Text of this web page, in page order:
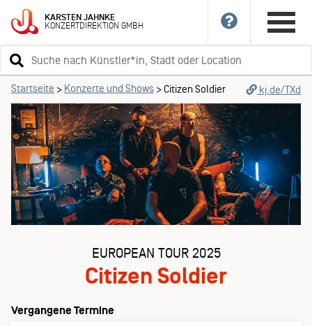
KARSTENJAHNKE
KONZERTDIREKTIONGMBH
Suchbegriff
eingeben
Startseite > Konzerte und Shows >Citizen Soldier kj.de/TXd
EUROPEAN TOUR 2025
Citizen Soldier
Vergangene Termine